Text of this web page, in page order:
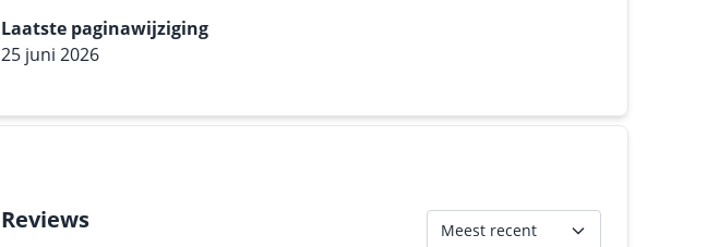
Laatste paginawijziging
25 juni 2026
Reviews Meest recent